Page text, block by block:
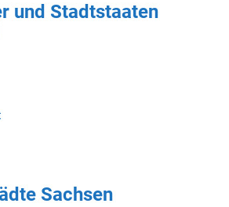
und Stadtstaaten
Sachsen